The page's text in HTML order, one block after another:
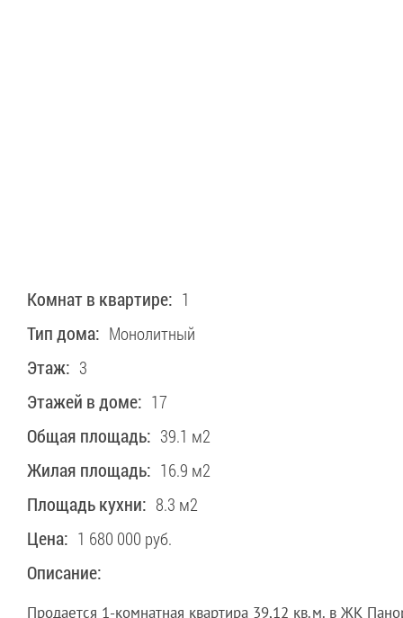
Комнат в квартире: 1
Тип дома: Монолитный
Этаж: 3
Этажей в доме: 17
Общая площадь: 39.1 м2
Жилая площадь: 16.9 м2
Площадь кухни: 8.3 м2
Цена: 1 680 000 руб.
Описание:
Продается 1-комнатная квартира 39,12 кв.м. в ЖК